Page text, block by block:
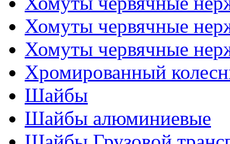
Хомуты червячные
Хомуты червячные
Хромированный
Шайбы
Шайбы алюминиевые